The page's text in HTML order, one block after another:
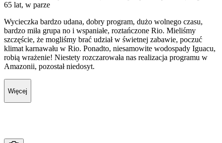
65 lat, w parze
Wycieczka bardzo udana, dobry program, dużo wolnego czasu,
bardzo miła grupa no i wspaniałe, roztańczone Rio. Mieliśmy
szczęście, że mogliśmy brać udział w świetnej zabawie, poczuć
klimat karnawału w Rio. Ponadto, niesamowite wodospady Iguacu,
robią wrażenie! Niestety rozczarowała nas realizacja programu w
Amazonii, pozostał niedosyt.
Więcej